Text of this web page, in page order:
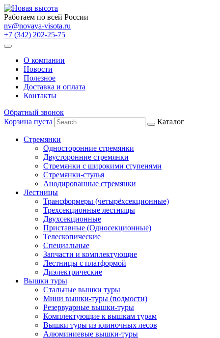
Работаем по всей России
nv@novaya-visota.ru
+7 (342) 202-25-75
О компании
Новости
Полезное
Доставка и оплата
Контакты
Обратный звонок
Корзина пуста
Каталог
Стремянки
Односторонние стремянки
Двусторонние стремянки
Стремянки с широкими ступенями
Стремянки-стулья
Анодированные стремянки
Лестницы
Трансформеры (четырёхсекционные)
Трехсекционные лестницы
Двухсекционные
Приставные (Односекционные)
Телескопические
Специальные
Запчасти и комплектующие
Лестницы с платформой
Диэлектрические
Вышки туры
Стальные вышки туры
Мини вышки-туры (подмости)
Резервуарные вышки-туры
Комплектующие к вышкам турам
Вышки туры из клиночных лесов
Алюминиевые вышки-туры